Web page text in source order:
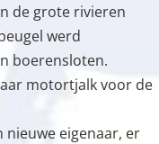
de grote rivieren
werd
boerensloten.
motortjalk voor de
nieuwe eigenaar, er